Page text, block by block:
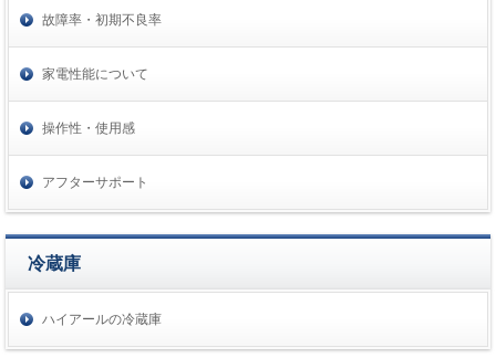
故障率・初期不良率
家電性能について
操作性・使用感
アフターサポート
冷蔵庫
ハイアールの冷蔵庫